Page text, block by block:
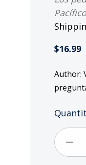
$16.99
Author:
Current
Stock: